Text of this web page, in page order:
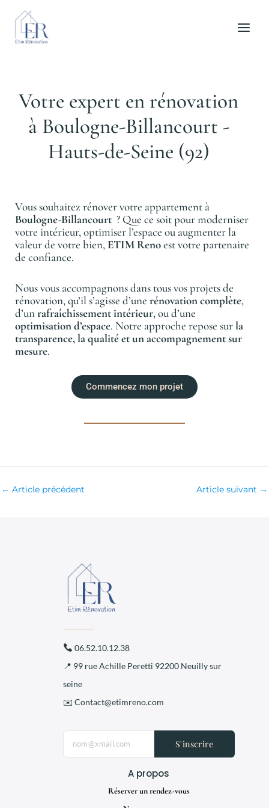
contenu
Votre expert en rénovation
à Boulogne-Billancourt -
Hauts-de-Seine (92)
Vous souhaitez rénover votre appartement à
Boulogne-Billancourt ? Que ce soit pour moderniser
votre intérieur, optimiser l’espace ou augmenter la
valeur de votre bien, ETIM Renoest votre partenaire
de confiance.
Nous vous accompagnons dans tous vos projets de
rénovation, qu’il s’agisse d’une rénovation complète,
d’unrafraîchissement intérieur, ou d’une
optimisation d’espace. Notre approche repose surla
transparence, la qualité et un accompagnement sur
mesure.
Commencez mon projet
← Article précédent Article suivant →
06.52.10.12.38
📍 99 rue Achille Peretti 92200 Neuilly sur
seine
✉️ Contact@etimreno.com
S'inscrire
A propos
Réserver un rendez-vous